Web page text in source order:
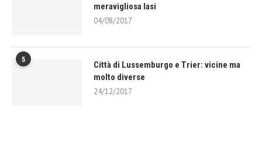
meravigliosa Iasi
04/08/2017
5
Città di Lussemburgo e Trier: vicine ma
molto diverse
24/12/2017